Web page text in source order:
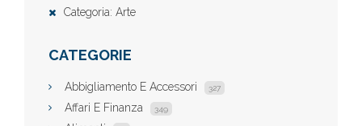
Categoria: Arte
CATEGORIE
Abbigliamento E Accessori 327
Affari E Finanza 349